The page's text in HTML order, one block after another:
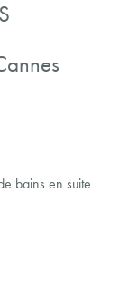
bains en suite